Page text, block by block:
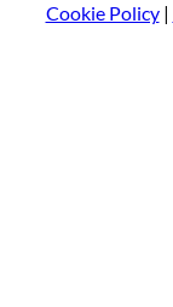
Cookie Policy|